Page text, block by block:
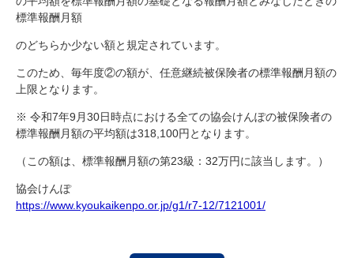
標準報酬月額
のどちらか少ない額と規定されています。
このため、毎年度②の額が、任意継続被保険者の標準報酬月額の
上限となります。
※ 令和7年9月30日時点における全ての協会けんぽの被保険者の
標準報酬月額の平均額は318,100円となります。
（この額は、標準報酬月額の第23級：32万円に該当します。）
協会けんぽ
https://www.kyoukaikenpo.or.jp/g1/r7-12/7121001/